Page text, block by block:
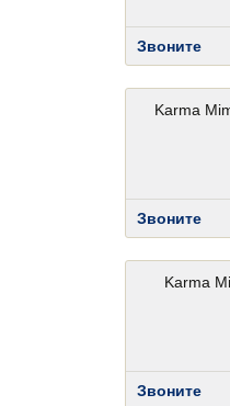
Звоните
Karma
Звоните
Karma
Звоните